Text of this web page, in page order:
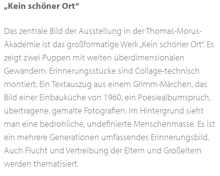
„Kein schöner Ort“
Das zentrale Bild der Ausstellung in der Thomas-Morus-
Akademie ist das großformatige Werk „Kein schöner Ort“. Es
zeigt zwei Puppen mit weiten überdimensionalen
Gewändern. Erinnerungsstücke sind Collage-technisch
montiert: Ein Textauszug aus einem Grimm-Märchen, das
Bild einer Einbauküche von 1960, ein Poesiealbumspruch,
übertragene, gemalte Fotografien. Im Hintergrund sieht
man eine bedrohliche, undefinierte Menschenmasse. Es ist
ein mehrere Generationen umfassendes Erinnerungsbild.
Auch Flucht und Vertreibung der Eltern und Großeltern
werden thematisiert.